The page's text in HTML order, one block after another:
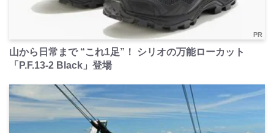
PR
山から日常まで “これ1足”！ シリオの万能ローカット
「P.F.13-2 Black」登場